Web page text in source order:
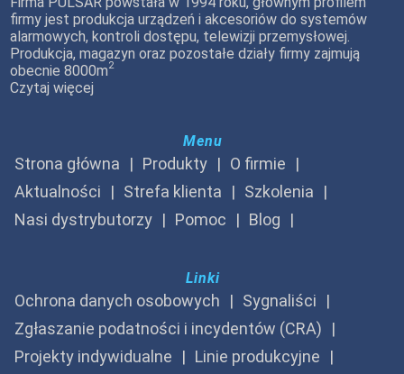
firmy jest produkcja urządzeń i akcesoriów do systemów
alarmowych, kontroli dostępu, telewizji przemysłowej.
Produkcja, magazyn oraz pozostałe działy firmy zajmują
obecnie 8000m2
Czytaj więcej
Menu
Strona główna Produkty
O firmie
Aktualności
Strefa klienta
Szkolenia
Nasi dystrybutorzy
Pomoc Blog
Linki
Ochrona danych osobowych
Sygnaliści
Zgłaszanie podatności i incydentów (CRA)
Projekty indywidualne
Linie produkcyjne